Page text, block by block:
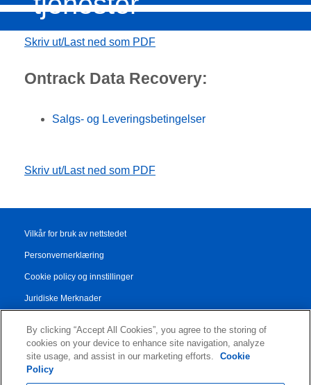
Skriv ut/Last ned som PDF
Ontrack Data Recovery:
Salgs- og Leveringsbetingelser
Skriv ut/Last ned som PDF
Vilkår for bruk av nettstedet
Personvernerklæring
Cookie policy og innstillinger
Juridiske Merknader
Salgs- og leveringsbetingelser
Authorised Partner Agreement
By clicking “Accept All Cookies”, you agree to the storing of
cookies on your device to enhance site navigation, analyze
site usage, and assist in our marketing efforts.
Cookie
Policy